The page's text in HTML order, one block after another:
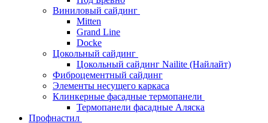
Виниловый сайдинг
Mitten
Grand Line
Docke
Цокольный сайдинг
Цокольный сайдинг Nailite (Найлайт)
Фиброцементный сайдинг
Элементы несущего каркаса
Клинкерные фасадные термопанели
Термопанели фасадные Аляска
Профнастил